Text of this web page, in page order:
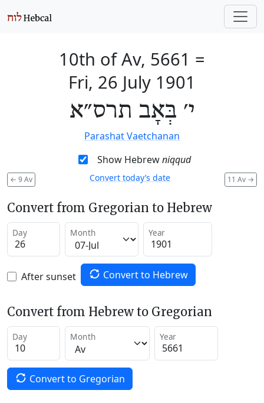
10th of Av, 5661 =
Fri, 26 July 1901
י׳ בְּאָב תרס״א
Parashat Vaetchanan
Show Hebrewniqqud
← 9 Av 11 Av →
Convert today’s date
Convert from Gregorian to Hebrew
Day Month Year
After sunset Convert to Hebrew
Convert from Hebrew to Gregorian
Day Month Year
Convert to Gregorian